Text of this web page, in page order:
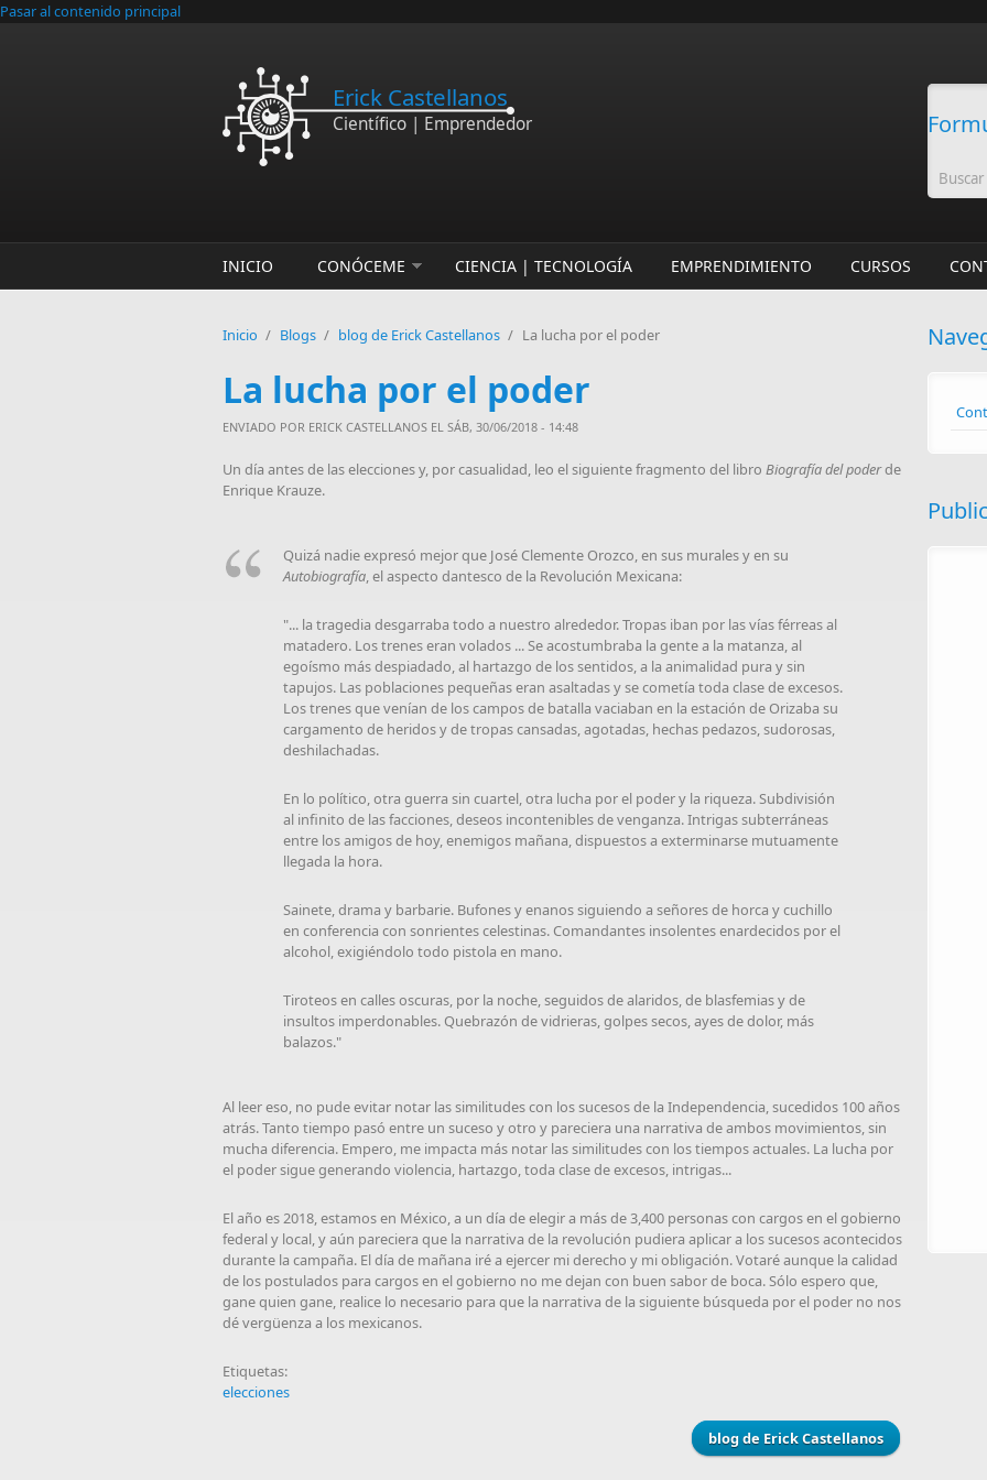
Pasar al contenido principal
Erick Castellanos
Científico | Emprendedor
INICIO CONÓCEME CIENCIA | TECNOLOGÍA EMPRENDIMIENTO CURSOS
Inicio / Blogs / blog de Erick Castellanos / La lucha por el poder
La lucha por el poder
ENVIADO POR ERICK CASTELLANOS EL SÁB, 30/06/2018 - 14:48
Un día antes de las elecciones y, por casualidad, leo el siguiente fragmento del libro Biografía del poderde
Enrique Krauze.
Quizá nadie expresó mejor que José Clemente Orozco, en sus murales y en su
Autobiografía, el aspecto dantesco de la Revolución Mexicana:
"... la tragedia desgarraba todo a nuestro alrededor. Tropas iban por las vías férreas al
matadero. Los trenes eran volados ... Se acostumbraba la gente a la matanza, al
egoísmo más despiadado, al hartazgo de los sentidos, a la animalidad pura y sin
tapujos. Las poblaciones pequeñas eran asaltadas y se cometía toda clase de excesos.
Los trenes que venían de los campos de batalla vaciaban en la estación de Orizaba su
cargamento de heridos y de tropas cansadas, agotadas, hechas pedazos, sudorosas,
deshilachadas.
En lo político, otra guerra sin cuartel, otra lucha por el poder y la riqueza. Subdivisión
al infinito de las facciones, deseos incontenibles de venganza. Intrigas subterráneas
entre los amigos de hoy, enemigos mañana, dispuestos a exterminarse mutuamente
llegada la hora.
Sainete, drama y barbarie. Bufones y enanos siguiendo a señores de horca y cuchillo
en conferencia con sonrientes celestinas. Comandantes insolentes enardecidos por el
alcohol, exigiéndolo todo pistola en mano.
Tiroteos en calles oscuras, por la noche, seguidos de alaridos, de blasfemias y de
insultos imperdonables. Quebrazón de vidrieras, golpes secos, ayes de dolor, más
balazos."
Al leer eso, no pude evitar notar las similitudes con los sucesos de la Independencia, sucedidos 100 años
atrás. Tanto tiempo pasó entre un suceso y otro y pareciera una narrativa de ambos movimientos, sin
mucha diferencia. Empero, me impacta más notar las similitudes con los tiempos actuales. La lucha por
el poder sigue generando violencia, hartazgo, toda clase de excesos, intrigas...
El año es 2018, estamos en México, a un día de elegir a más de 3,400 personas con cargos en el gobierno
federal y local, y aún pareciera que la narrativa de la revolución pudiera aplicar a los sucesos acontecidos
durante la campaña. El día de mañana iré a ejercer mi derecho y mi obligación. Votaré aunque la calidad
de los postulados para cargos en el gobierno no me dejan con buen sabor de boca. Sólo espero que,
gane quien gane, realice lo necesario para que la narrativa de la siguiente búsqueda por el poder no nos
dé vergüenza a los mexicanos.
Etiquetas:
elecciones
blog de Erick Castellanos